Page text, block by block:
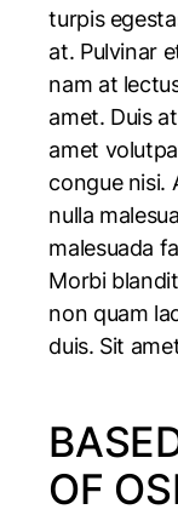
turpis
at. Pulvinar
nam at
amet. Duis
amet
congue nisi.
nulla
malesuada
Morbi
non quam
duis. Sit
OF